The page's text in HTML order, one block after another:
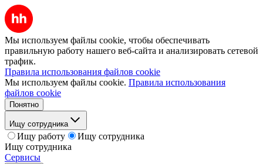
Мы используем файлы cookie, чтобы обеспечивать
правильную работу нашего веб-сайта и анализировать сетевой
трафик.
Правила использования файлов cookie
Мы используем файлы cookie. Правила использования
файлов cookie
Понятно
Ищу сотрудника
Ищу работу
Ищу сотрудника
Ищу сотрудника
Сервисы